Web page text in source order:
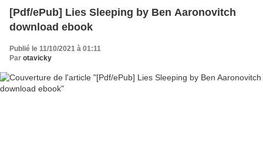
[Pdf/ePub] Lies Sleeping by Ben Aaronovitch
download ebook
Publié le 11/10/2021 à 01:11
Par otavicky